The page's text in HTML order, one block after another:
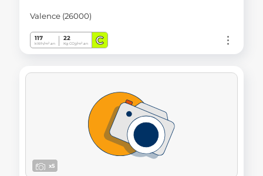
Valence (26000)
117
kWh/m².an
22
Kg CO2/m².an C
x5